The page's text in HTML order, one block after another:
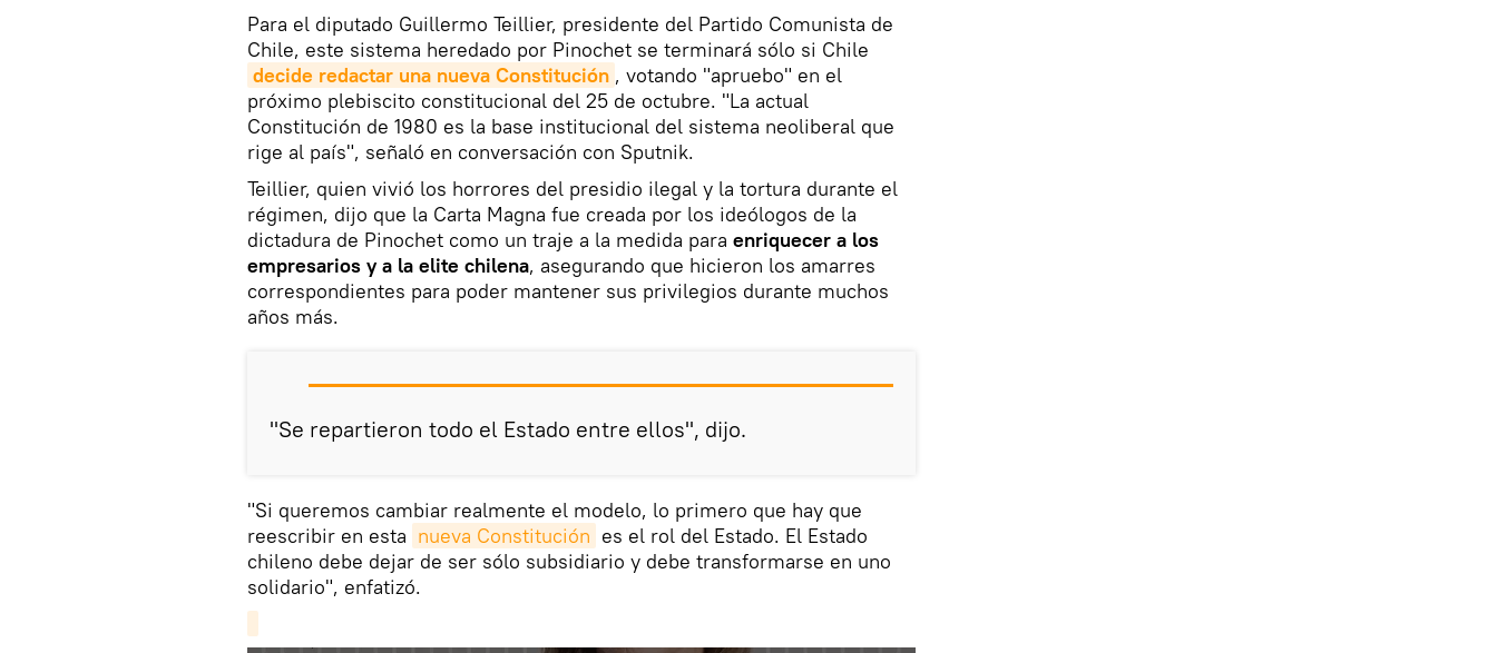
Para el diputado Guillermo Teillier, presidente del Partido Comunista de
Chile, este sistema heredado por Pinochet se terminará sólo si Chile
decide redactar una nueva Constitución , votando "apruebo" en el
próximo plebiscito constitucional del 25 de octubre. "La actual
Constitución de 1980 es la base institucional del sistema neoliberal que
rige al país", señaló en conversación con Sputnik.
Teillier, quien vivió los horrores del presidio ilegal y la tortura durante el
régimen, dijo que la Carta Magna fue creada por los ideólogos de la
dictadura de Pinochet como un traje a la medida para enriquecer a los
empresarios y a la elite chilena, asegurando que hicieron los amarres
correspondientes para poder mantener sus privilegios durante muchos
años más.
"Se repartieron todo el Estado entre ellos", dijo.
"Si queremos cambiar realmente el modelo, lo primero que hay que
reescribir en esta nueva Constitución es el rol del Estado. El Estado
chileno debe dejar de ser sólo subsidiario y debe transformarse en uno
solidario", enfatizó.